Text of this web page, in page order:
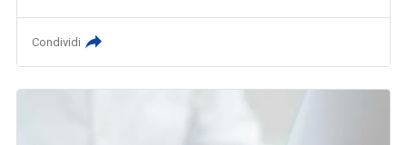
Condividi